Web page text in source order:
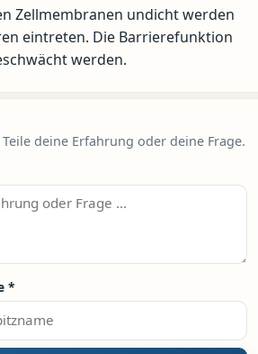
Zellmembranen undicht werden
eintreten. Die Barrierefunktion
werden.
deine Erfahrung oder deine Frage.
*